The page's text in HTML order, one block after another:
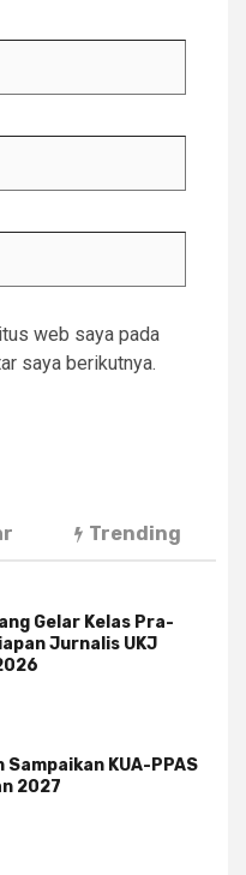
web saya pada
saya berikutnya.
Trending
Gelar Kelas Pra-
Jurnalis UKJ
KUA-PPAS
2027